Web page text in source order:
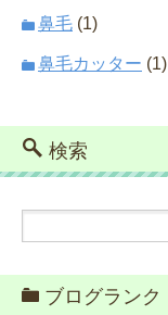
鼻毛 (1)
鼻毛カッター (1)
検索
ブログランク